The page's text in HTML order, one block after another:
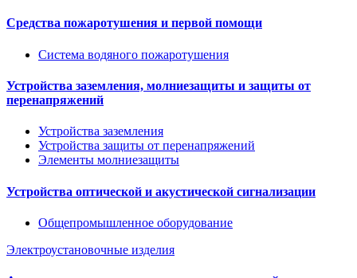
Средства пожаротушения и первой помощи
Система водяного пожаротушения
Устройства заземления, молниезащиты и защиты от
перенапряжений
Устройства заземления
Устройства защиты от перенапряжений
Элементы молниезащиты
Устройства оптической и акустической сигнализации
Общепромышленное оборудование
Электроустановочные изделия